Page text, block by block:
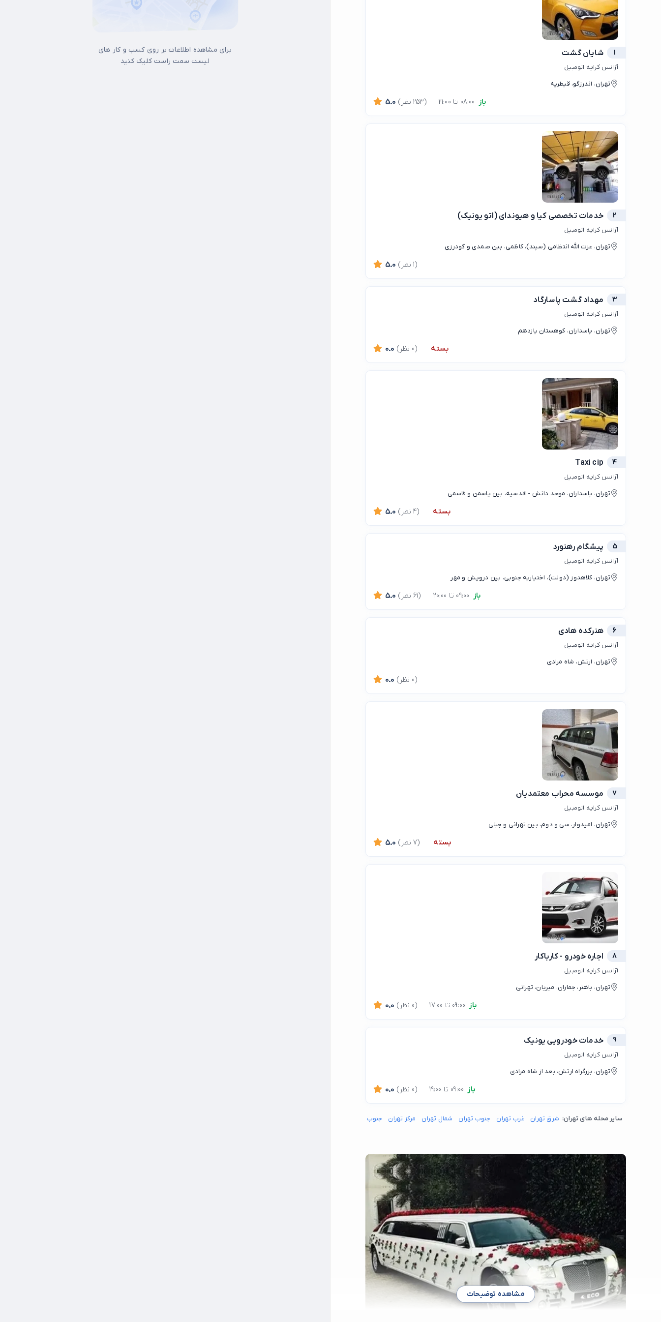
1 شایان گشت
آژانس کرایه اتومبیل
تهران، اندرزگو، قیطریه
باز 5.0 (253 نظر)
2 خدمات تخصصی کیا و هیوندای (اتو یونیک)
آژانس کرایه اتومبیل
تهران، عزت الله انتظامی (سپند)، کاظمی، بین صمدی و گودرزی
5.0 (1 نظر)
3 مهداد گشت پاسارگاد
آژانس کرایه اتومبیل
تهران، پاسداران، کوهستان یازدهم
بسته 0.0 (0 نظر)
4
Taxi cip
آژانس کرایه اتومبیل
تهران، پاسداران، موحد دانش - اقدسیه، بین یاسمن و قاسمی
بسته 5.0 (4 نظر)
5 پیشگام رهنورد
آژانس کرایه اتومبیل
تهران، کلاهدوز (دولت)، اختیاریه جنوبی، بین درویش و مهر
باز 5.0 (61 نظر)
6 هنرکده هادی
آژانس کرایه اتومبیل
تهران، ارتش، شاه مرادی
0.0 (0 نظر)
7 موسسه محراب معتمدیان
آژانس کرایه اتومبیل
تهران، امیدوار، سی و دوم، بین تهرانی و جبلی
بسته 5.0 (7 نظر)
8 اجاره خودرو - کارباکار
آژانس کرایه اتومبیل
تهران، باهنر، جماران، میریان، تهرانی
باز 0.0 (0 نظر)
9 خدمات خودرویی یونیک
آژانس کرایه اتومبیل
تهران، بزرگراه ارتش، بعد از شاه مرادی
باز 0.0 (0 نظر)
سایر محله های تهران: شرق تهران غرب تهران جنوب تهران شمال تهران مرکز تهران جنوب شرق تهران
مشاهده توضیحات
برای مشاهده اطلاعات بر روی کسب و کار های
لیست سمت راست کلیک کنید